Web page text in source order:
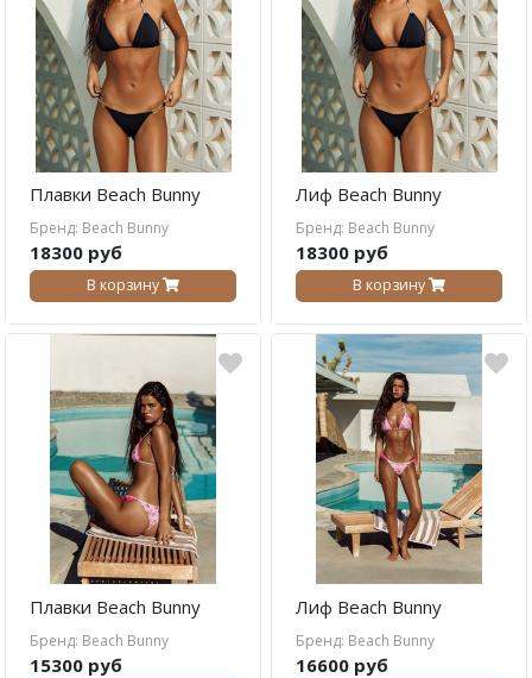
Плавки Beach Bunny
Бренд: Beach Bunny
18300 руб
В корзину
Лиф Beach Bunny
Бренд: Beach Bunny
18300 руб
В корзину
Плавки Beach Bunny
Бренд: Beach Bunny
15300 руб
Лиф Beach Bunny
Бренд: Beach Bunny
16600 руб